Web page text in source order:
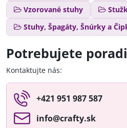
Vzorované stuhy
Stuhy, Špagáty, Šnúrky a
Potrebujete
Kontaktujte nás:
+421 951 987 587
info​@crafty​.sk